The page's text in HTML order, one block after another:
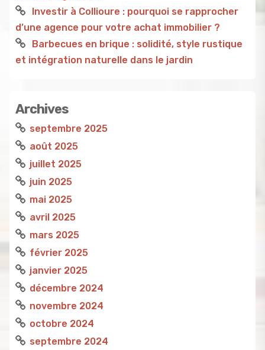
Investir à Collioure : pourquoi se rapprocher
d’une agence pour votre achat immobilier ?
Barbecues en brique : solidité, style rustique
et intégration naturelle dans le jardin
Archives
septembre 2025
août 2025
juillet 2025
juin 2025
mai 2025
avril 2025
mars 2025
février 2025
janvier 2025
décembre 2024
novembre 2024
octobre 2024
septembre 2024